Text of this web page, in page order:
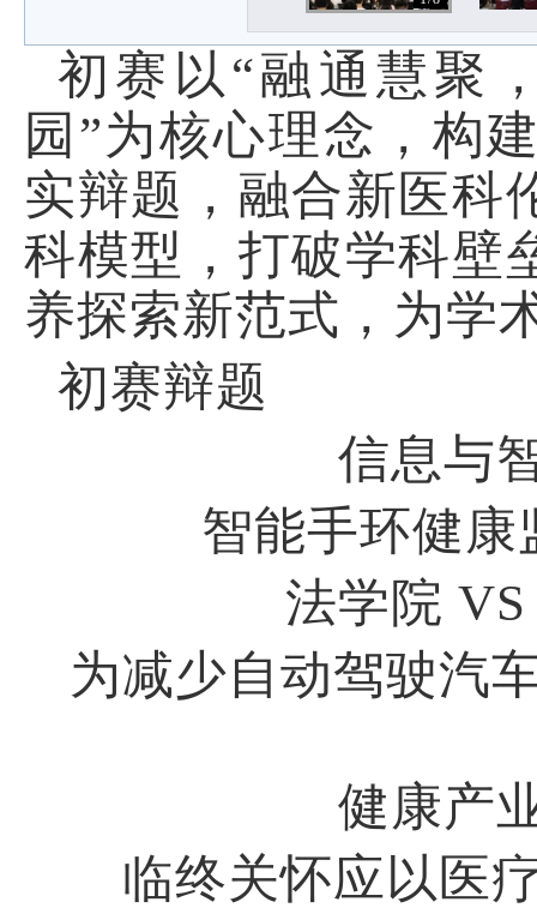
初赛以“融通慧聚
园”为核心理念，构
实辩题，融合新医科
科模型，打破学科壁
养探索新范式，为学
初赛辩题
信息与
智能手环健康
法学院
为减少自动驾驶汽
健康产
临终关怀应以医